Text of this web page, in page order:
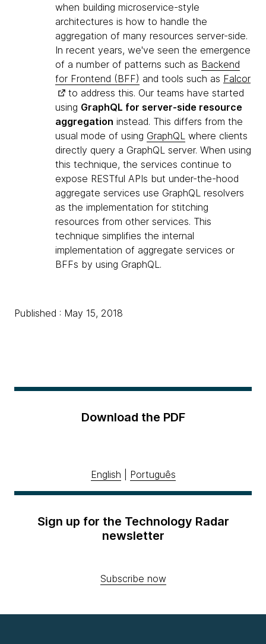
when building microservice-style
architectures is how to handle the
aggregation of many resources server-side.
In recent years, we've seen the emergence
of a number of patterns such as Backend
for Frontend (BFF) and tools such as Falcor
to address this. Our teams have started
using GraphQL for server-side resource
aggregation instead. This differs from the
usual mode of using GraphQL where clients
directly query a GraphQL server. When using
this technique, the services continue to
expose RESTful APIs but under-the-hood
aggregate services use GraphQL resolvers
as the implementation for stitching
resources from other services. This
technique simplifies the internal
implementation of aggregate services or
BFFs by using GraphQL.
Published : May 15, 2018
Download the PDF
English Português
Sign up for the Technology Radar
newsletter
Subscribe now